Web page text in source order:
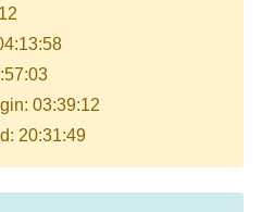
03:39:12
20:31:49